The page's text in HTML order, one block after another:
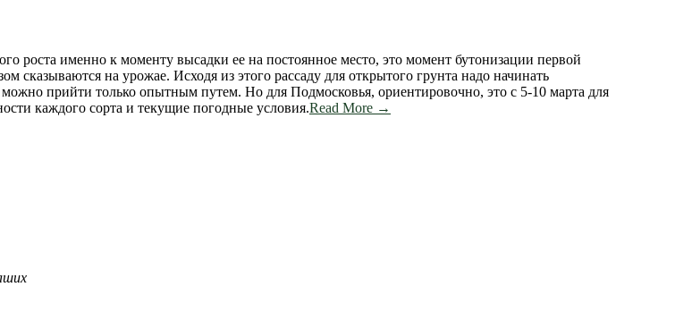
роста именно к моменту высадки ее на постоянное место, это момент бутонизации первой
сказываются на урожае. Исходя из этого рассаду для открытого грунта надо начинать
прийти только опытным путем. Но для Подмосковья, ориентировочно, это с 5-10 марта для
каждого сорта и текущие погодные условия.Read More →